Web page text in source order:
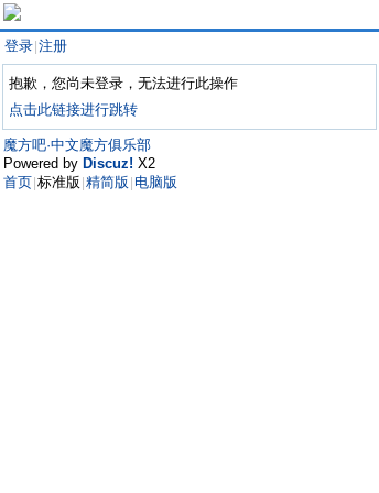
登录 注册
抱歉，您尚未登录，无法进行此操作
点击此链接进行跳转
魔方吧·中文魔方俱乐部
Powered by Discuz! X2
首页 标准版 精简版 电脑版